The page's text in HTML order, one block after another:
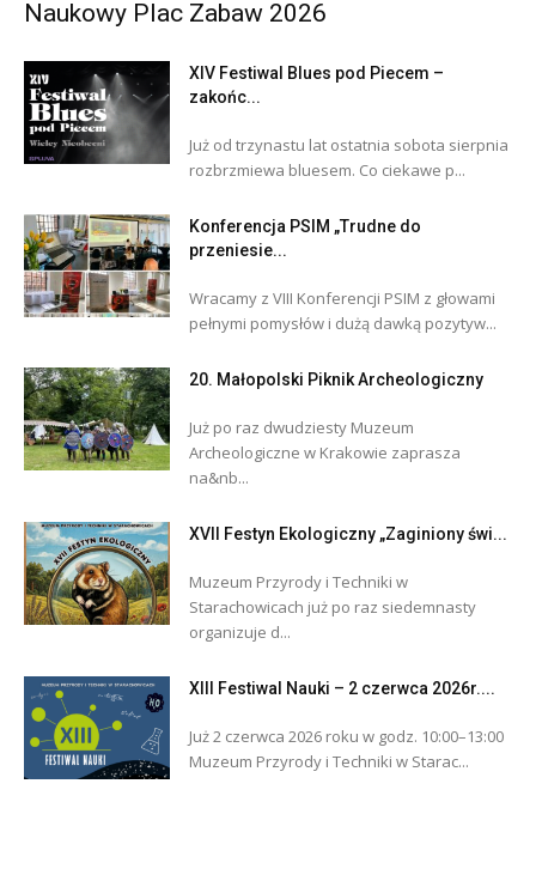
Naukowy Plac Zabaw 2026
XIV Festiwal Blues pod Piecem –
zakońc...
Już od trzynastu lat ostatnia sobota sierpnia
rozbrzmiewa bluesem. Co ciekawe p...
Konferencja PSIM „Trudne do
przeniesie...
Wracamy z VIII Konferencji PSIM z głowami
pełnymi pomysłów i dużą dawką pozytyw...
20. Małopolski Piknik Archeologiczny
Już po raz dwudziesty Muzeum
Archeologiczne w Krakowie zaprasza
na&nb...
XVII Festyn Ekologiczny „Zaginiony świ...
Muzeum Przyrody i Techniki w
Starachowicach już po raz siedemnasty
organizuje d...
XIII Festiwal Nauki – 2 czerwca 2026r....
Już 2 czerwca 2026 roku w godz. 10:00–13:00
Muzeum Przyrody i Techniki w Starac...